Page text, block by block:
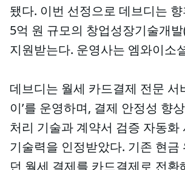
됐다. 이번 선정으로 데브디는
5억 원 규모의 창업성장기술개
지원받는다. 운영사는 엠와이소
데브디는 월세 카드결제 전문 서
이’를 운영하며, 결제 안정성 향
처리 기술과 계약서 검증 자동화
기술력을 인정받았다. 기존 현금
던 월세 결제를 카드결제로 전환